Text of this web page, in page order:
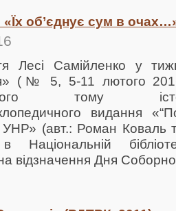
об’єднує сум в
Лесі Самійленко у
(№ 5, 5-11 лютого
тому
видання
УНР» (авт.: Роман Коваль
відзначення Дня